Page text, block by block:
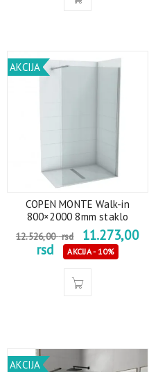
AKCIJA
COPEN MONTE Walk-in
800×2000 8mm staklo
12.526,00rsd
11.273,00
rsd
AKCIJA - 10%
AKCIJA